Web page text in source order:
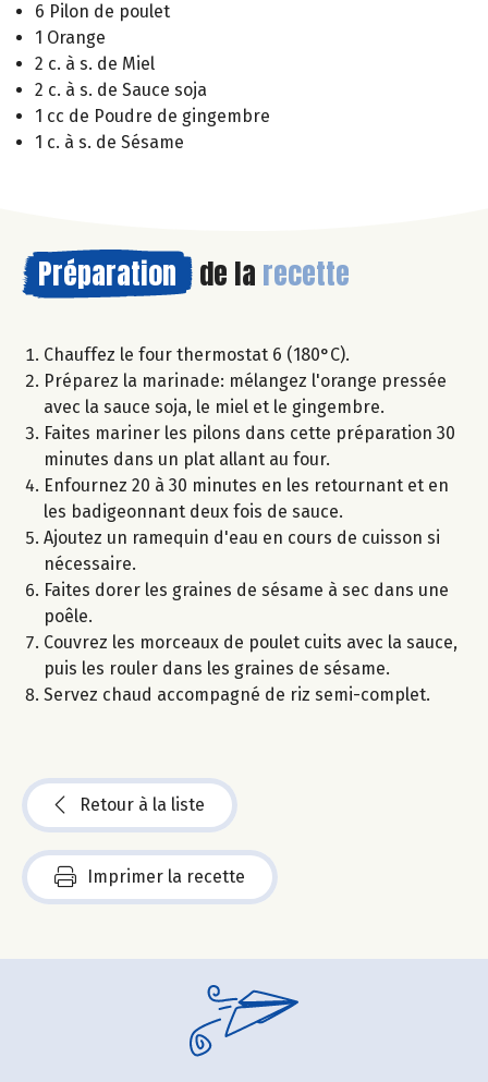
6 Pilon de poulet
1 Orange
2 c. à s. de Miel
2 c. à s. de Sauce soja
1 cc de Poudre de gingembre
1 c. à s. de Sésame
Préparation de la recette
Chauffez le four thermostat 6 (180°C).
Préparez la marinade: mélangez l'orange pressée
avec la sauce soja, le miel et le gingembre.
Faites mariner les pilons dans cette préparation 30
minutes dans un plat allant au four.
Enfournez 20 à 30 minutes en les retournant et en
les badigeonnant deux fois de sauce.
Ajoutez un ramequin d'eau en cours de cuisson si
nécessaire.
Faites dorer les graines de sésame à sec dans une
poêle.
Couvrez les morceaux de poulet cuits avec la sauce,
puis les rouler dans les graines de sésame.
Servez chaud accompagné de riz semi-complet.
Retour à la liste
Imprimer la recette